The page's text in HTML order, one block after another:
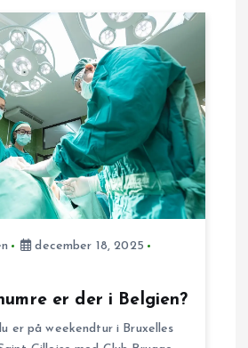
december 18, 2025
er der i Belgien?
er på weekendtur i Bruxelles